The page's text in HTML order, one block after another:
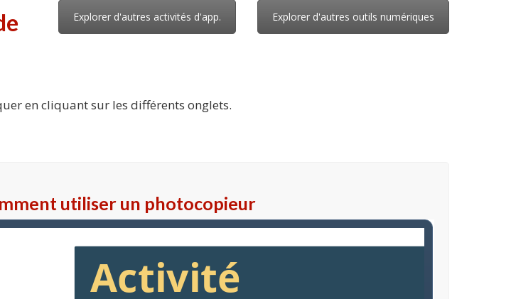
Explorer d'autres activités d'app. Explorer d'autres outils numériques
en cliquant sur les différents onglets.
utiliser un photocopieur